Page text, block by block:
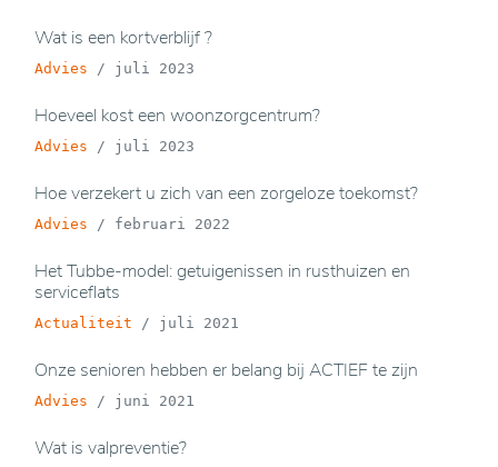
Wat is een kortverblijf ?
Advies / juli 2023
Hoeveel kost een woonzorgcentrum?
Advies / juli 2023
Hoe verzekert u zich van een zorgeloze toekomst?
Advies / februari 2022
Het Tubbe-model: getuigenissen in rusthuizen en
serviceflats
Actualiteit / juli 2021
Onze senioren hebben er belang bij ACTIEF te zijn
Advies / juni 2021
Wat is valpreventie?